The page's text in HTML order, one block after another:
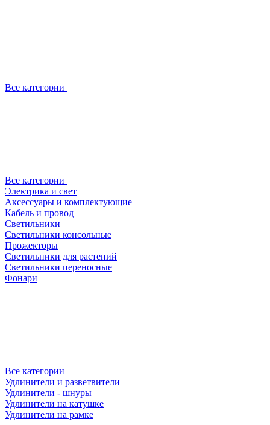
Все категории
Все категории
Электрика и свет
Аксессуары и комплектующие
Кабель и провод
Светильники
Светильники консольные
Прожекторы
Светильники для растений
Светильники переносные
Фонари
Все категории
Удлинители и разветвители
Удлинители - шнуры
Удлинители на катушке
Удлинители на рамке